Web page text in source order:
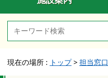
現在の場所 : トップ> 担当窓